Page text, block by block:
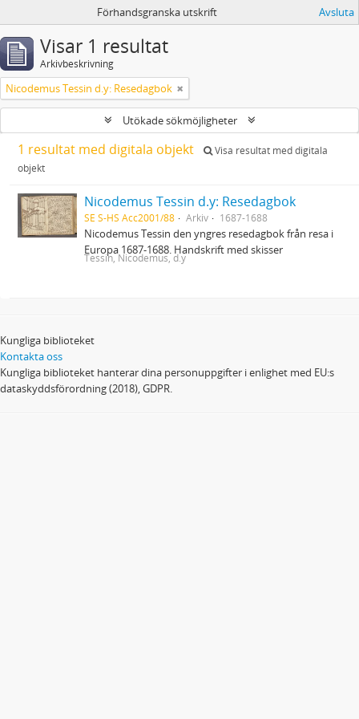
Förhandsgranska utskrift Avsluta
Visar 1 resultat
Arkivbeskrivning
Nicodemus Tessin d.y: Resedagbok
Utökade sökmöjligheter
1 resultat med digitala objekt
Visa resultat med digitala
objekt
Nicodemus Tessin d.y: Resedagbok
SE S-HS Acc2001/88 Arkiv 1687-1688
Nicodemus Tessin den yngres resedagbok från resa i
Europa 1687-1688. Handskrift med skisser
Tessin, Nicodemus, d.y
Kungliga biblioteket
Kontakta oss
Kungliga biblioteket hanterar dina personuppgifter i enlighet med EU:s
dataskyddsförordning (2018), GDPR.